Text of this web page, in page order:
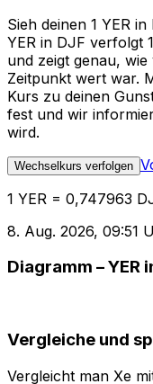
Sieh deinen 1 YER
YER in DJF verfolgt
und zeigt genau,
Zeitpunkt wert war.
Kurs zu deinen
fest und wir
wird.
Wechselkurs verfolgen
1 YER = 0,747963
8. Aug. 2026, 09:51
Diagramm – YER
Vergleiche und
Vergleicht man Xe